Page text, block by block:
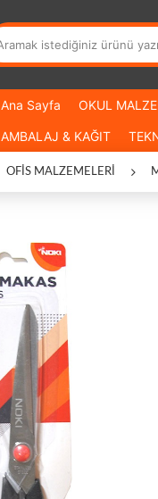
Ana Sayfa OKUL
AMBALAJ & KAĞIT
OFİS MALZEMELERİ